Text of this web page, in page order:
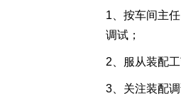
1、按车间主
调试；
2、服从装配
3、关注装配